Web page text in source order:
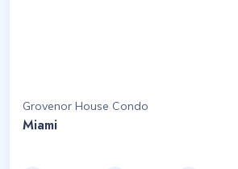
Grovenor House Condo
Miami